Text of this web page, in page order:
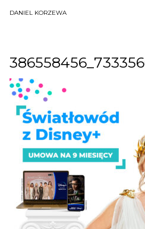
DANIEL KORZEWA